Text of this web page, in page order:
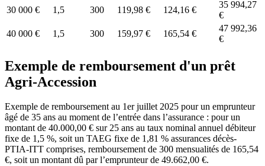
30 000 €
1,5 300 119,98 € 124,16 €
35 994,27
€
40 000 €
1,5 300 159,97 € 165,54 €
47 992,36
€
Exemple de remboursement d'un prêt
Agri-Accession
Exemple de remboursement au 1er juillet 2025 pour un emprunteur
âgé de 35 ans au moment de l’entrée dans l’assurance : pour un
montant de 40.000,00 € sur 25 ans au taux nominal annuel débiteur
fixe de 1,5 %, soit un TAEG fixe de 1,81 % assurances décès-
PTIA-ITT comprises, remboursement de 300 mensualités de 165,54
€, soit un montant dû par l’emprunteur de 49.662,00 €.